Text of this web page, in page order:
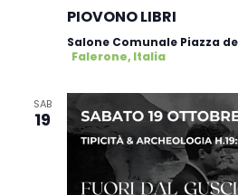
PIOVONO LIBRI
Salone Comunale Piazza
Falerone, Italia
SAB
19